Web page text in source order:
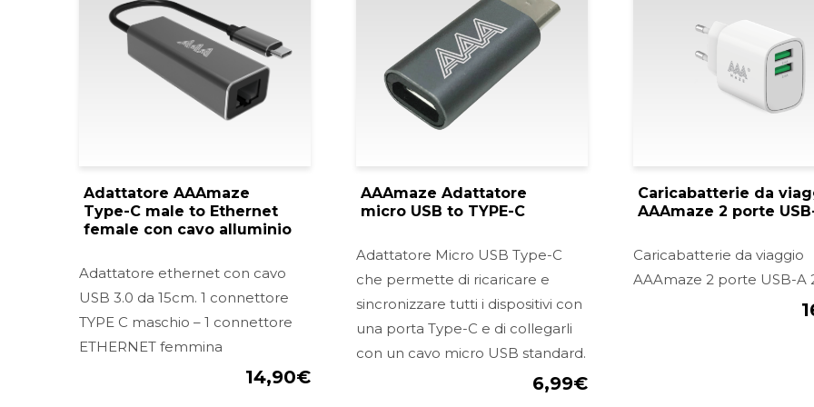
Adattatore AAAmaze
Type-C male to Ethernet
female con cavo alluminio
Adattatore ethernet con cavo
USB 3.0 da 15cm. 1 connettore
TYPE C maschio – 1 connettore
ETHERNET femmina
14,90€
AAAmaze Adattatore
micro USB to TYPE-C
Adattatore Micro USB Type-C
che permette di ricaricare e
sincronizzare tutti i dispositivi con
una porta Type-C e di collegarli
con un cavo micro USB standard.
6,99€
Caricabatterie da
AAAmaze 2 porte
Caricabatterie da viaggio
AAAmaze 2 porte USB-A